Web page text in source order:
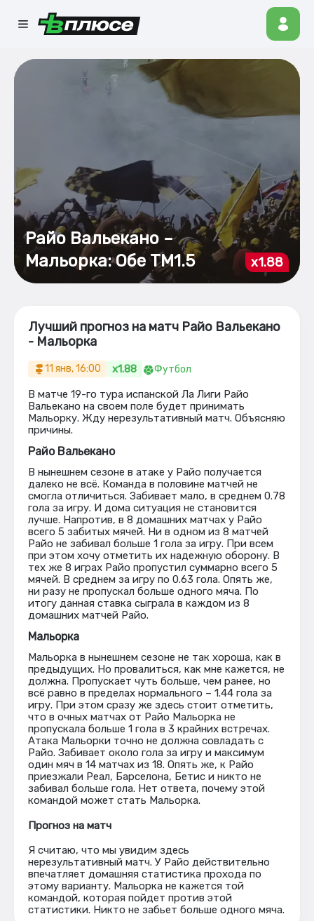
Райо Вальекано –
Мальорка: Обе ТМ1.5
x1.88
Лучший прогноз на матч Райо Вальекано
- Мальорка
11 янв, 16:00 x1.88 Футбол
В матче 19-го тура испанской Ла Лиги Райо
Вальекано на своем поле будет принимать
Мальорку. Жду нерезультативный матч. Объясняю
причины.
Райо Вальекано
В нынешнем сезоне в атаке у Райо получается
далеко не всё. Команда в половине матчей не
смогла отличиться. Забивает мало, в среднем 0.78
гола за игру. И дома ситуация не становится
лучше. Напротив, в 8 домашних матчах у Райо
всего 5 забитых мячей. Ни в одном из 8 матчей
Райо не забивал больше 1 гола за игру. При всем
при этом хочу отметить их надежную оборону. В
тех же 8 играх Райо пропустил суммарно всего 5
мячей. В среднем за игру по 0.63 гола. Опять же,
ни разу не пропускал больше одного мяча. По
итогу данная ставка сыграла в каждом из 8
домашних матчей Райо.
Мальорка
Мальорка в нынешнем сезоне не так хороша, как в
предыдущих. Но провалиться, как мне кажется, не
должна. Пропускает чуть больше, чем ранее, но
всё равно в пределах нормального – 1.44 гола за
игру. При этом сразу же здесь стоит отметить,
что в очных матчах от Райо Мальорка не
пропускала больше 1 гола в 3 крайних встречах.
Атака Мальорки точно не должна совладать с
Райо. Забивает около гола за игру и максимум
один мяч в 14 матчах из 18. Опять же, к Райо
приезжали Реал, Барселона, Бетис и никто не
забивал больше гола. Нет ответа, почему этой
командой может стать Мальорка.
Прогноз на матч
Я считаю, что мы увидим здесь
нерезультативный матч. У Райо действительно
впечатляет домашняя статистика прохода по
этому варианту. Мальорка не кажется той
командой, которая пойдет против этой
статистики. Никто не забьет больше одного мяча.